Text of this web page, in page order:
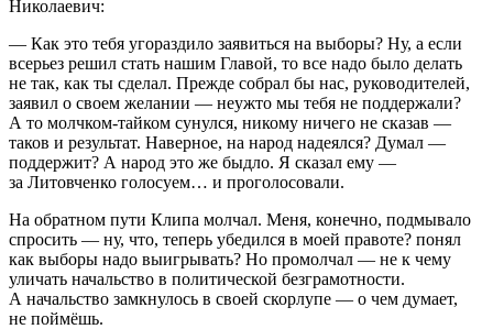
Николаевич:
— Как это тебя угораздило заявиться на выборы? Ну, а если
всерьез решил стать нашим Главой, то все надо было делать
не так, как ты сделал. Прежде собрал бы нас, руководителей,
заявил о своем желании — неужто мы тебя не поддержали?
А то молчком-тайком сунулся, никому ничего не сказав —
таков и результат. Наверное, на народ надеялся? Думал —
поддержит? А народ это же быдло. Я сказал ему —
за Литовченко голосуем… и проголосовали.
На обратном пути Клипа молчал. Меня, конечно, подмывало
спросить — ну, что, теперь убедился в моей правоте? понял
как выборы надо выигрывать? Но промолчал — не к чему
уличать начальство в политической безграмотности.
А начальство замкнулось в своей скорлупе — о чем думает,
не поймёшь.